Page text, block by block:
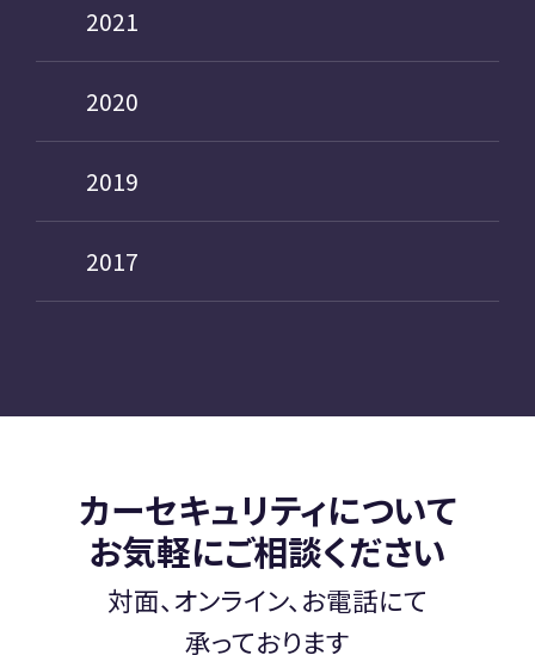
2021
2020
2019
2017
カーセキュリティについて
お気軽にご相談ください
対面、オンライン、お電話にて
承っております